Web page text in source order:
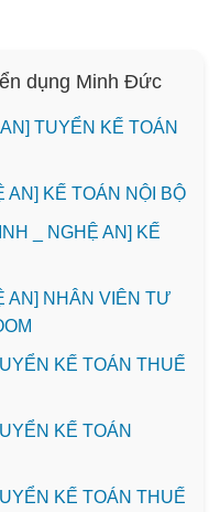
dụng Minh Đức
TUYỂN KẾ TOÁN
AN] KẾ TOÁN NỘI BỘ
_ NGHỆ AN] KẾ
AN] NHÂN VIÊN TƯ
KẾ TOÁN THUẾ
KẾ TOÁN
KẾ TOÁN THUẾ